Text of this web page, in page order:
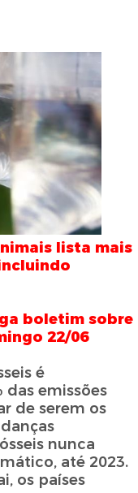
lista mais
boletim sobre
22/06
é
das emissões
de serem os
nunca
até 2023.
os países